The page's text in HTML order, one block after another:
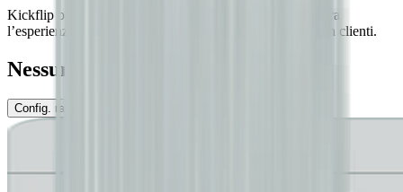
Kickflip offre un’interfaccia moderna e curata che migliora
l’esperienza d’acquisto e aiuta a convertire più visitatori in clienti.
Nessun codice richiesto
Config. rapida